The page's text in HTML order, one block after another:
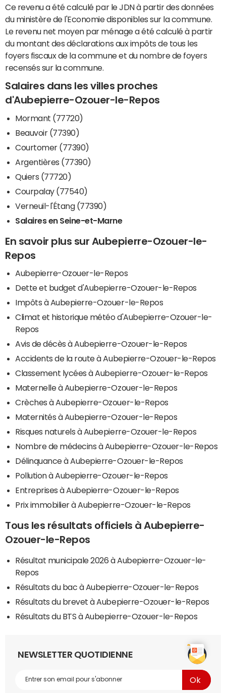
Ce revenu a été calculé par le JDN à partir des données
du ministère de l'Economie disponibles sur la commune.
Le revenu net moyen par ménage a été calculé à partir
du montant des déclarations aux impôts de tous les
foyers fiscaux de la commune et du nombre de foyers
recensés sur la commune.
Salaires dans les villes proches
d'Aubepierre-Ozouer-le-Repos
Mormant (77720)
Beauvoir (77390)
Courtomer (77390)
Argentières (77390)
Quiers (77720)
Courpalay (77540)
Verneuil-l'Étang (77390)
Salaires en Seine-et-Marne
En savoir plus sur Aubepierre-Ozouer-le-
Repos
Aubepierre-Ozouer-le-Repos
Dette et budget d'Aubepierre-Ozouer-le-Repos
Impôts à Aubepierre-Ozouer-le-Repos
Climat et historique météo d'Aubepierre-Ozouer-le-
Repos
Avis de décès à Aubepierre-Ozouer-le-Repos
Accidents de la route à Aubepierre-Ozouer-le-Repos
Classement lycées à Aubepierre-Ozouer-le-Repos
Maternelle à Aubepierre-Ozouer-le-Repos
Crèches à Aubepierre-Ozouer-le-Repos
Maternités à Aubepierre-Ozouer-le-Repos
Risques naturels à Aubepierre-Ozouer-le-Repos
Nombre de médecins à Aubepierre-Ozouer-le-Repos
Délinquance à Aubepierre-Ozouer-le-Repos
Pollution à Aubepierre-Ozouer-le-Repos
Entreprises à Aubepierre-Ozouer-le-Repos
Prix immobilier à Aubepierre-Ozouer-le-Repos
Tous les résultats officiels à Aubepierre-
Ozouer-le-Repos
Résultat municipale 2026 à Aubepierre-Ozouer-le-
Repos
Résultats du bac à Aubepierre-Ozouer-le-Repos
Résultats du brevet à Aubepierre-Ozouer-le-Repos
Résultats du BTS à Aubepierre-Ozouer-le-Repos
NEWSLETTER QUOTIDIENNE